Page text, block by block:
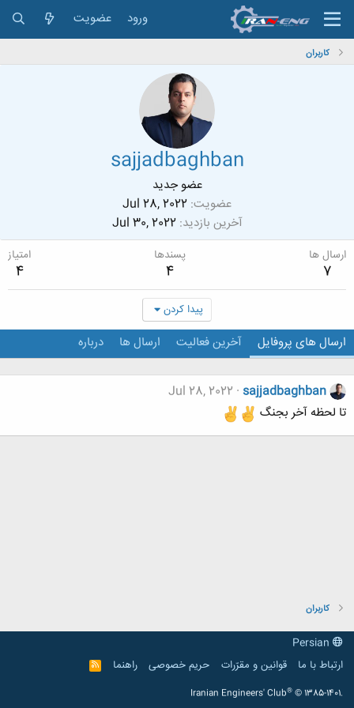
ورود عضویت
کاربران
sajjadbaghban
عضو جدید
عضویت Jul 28, 2022
آخرین بازدید Jul 30, 2022
ارسال ها
7
پسندها
4
امتیاز
4
پیدا کردن
ارسال های پروفایل آخرین فعالیت ارسال ها درباره
sajjadbaghban
Jul 28, 2022
تا لحظه آخر بجنگ
کاربران
ارتباط با ما
قوانین و مقرّرات حریم خصوصی راهنما
R
S
Iranian Engineers' Club® © 1385-1401.